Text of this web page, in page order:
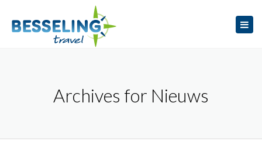
Archives for Nieuws